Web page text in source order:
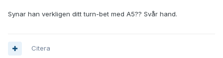
Synar han verkligen ditt turn-bet med A5?? Svår hand.
Citera